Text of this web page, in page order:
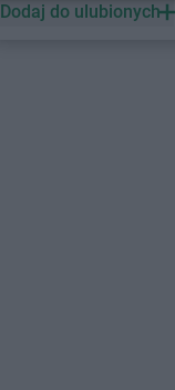
Dodaj do ulubionych